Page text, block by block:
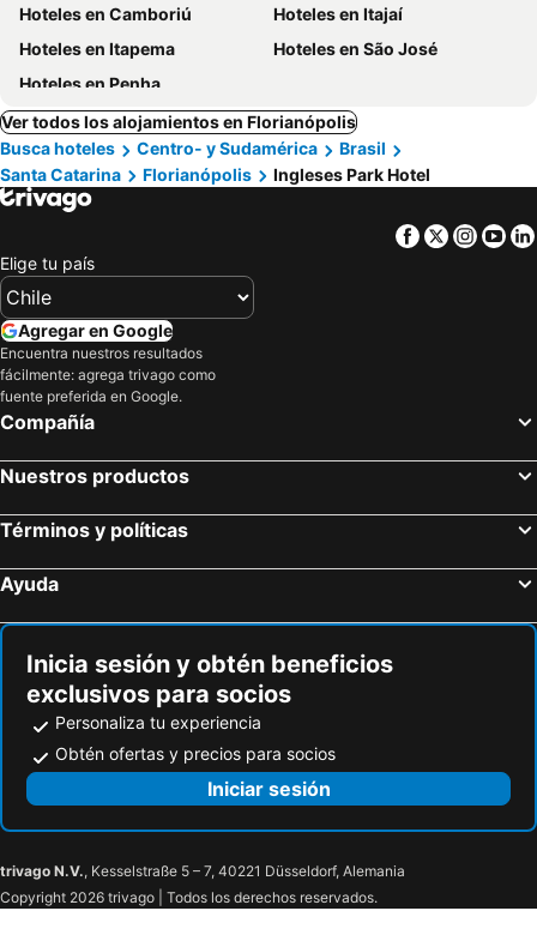
Hoteles en Camboriú
Hoteles en Itajaí
Hoteles en Itapema
Hoteles en São José
Hoteles en Penha
Ver todos los alojamientos en Florianópolis
Busca hoteles
Centro- y Sudamérica
Brasil
Santa Catarina
Florianópolis Ingleses Park Hotel
Facebook
Twitter
Elige tu país
Agregar en Google
Encuentra nuestros resultados
fácilmente: agrega trivago como
fuente preferida en Google.
Compañía
Nuestros productos
Términos y políticas
Ayuda
Inicia sesión y obtén beneficios
exclusivos para socios
Personaliza tu experiencia
Obtén ofertas y precios para socios
Iniciar sesión
trivago N.V., Kesselstraße 5 – 7, 40221 Düsseldorf, Alemania
Copyright 2026 trivago | Todos los derechos reservados.